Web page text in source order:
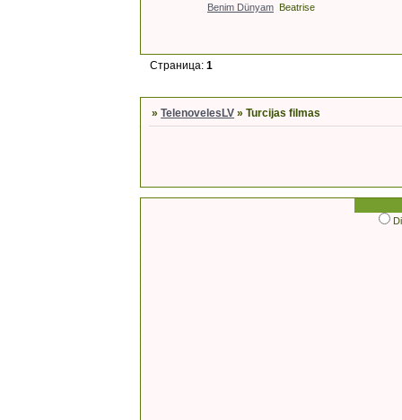
Benim Dünyam Beatrise
Страница:1
»TelenovelesLV »Turcijas filmas